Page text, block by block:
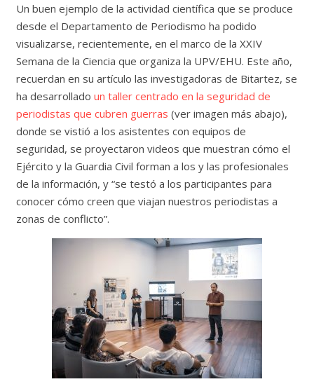
Un buen ejemplo de la actividad científica que se produce
desde el Departamento de Periodismo ha podido
visualizarse, recientemente, en el marco de la XXIV
Semana de la Ciencia que organiza la UPV/EHU. Este año,
recuerdan en su artículo las investigadoras de Bitartez, se
ha desarrollado un taller centrado en la seguridad de
periodistas que cubren guerras (ver imagen más abajo),
donde se vistió a los asistentes con equipos de
seguridad, se proyectaron videos que muestran cómo el
Ejército y la Guardia Civil forman a los y las profesionales
de la información, y “se testó a los participantes para
conocer cómo creen que viajan nuestros periodistas a
zonas de conflicto”.